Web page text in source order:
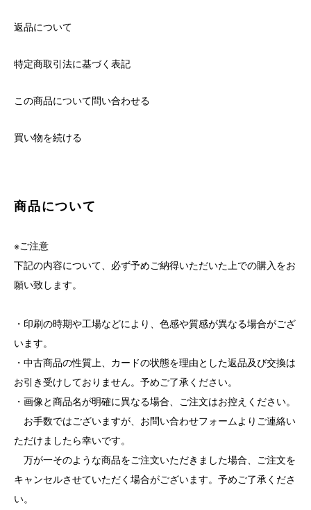
返品について
特定商取引法に基づく表記
この商品について問い合わせる
買い物を続ける
商品について
※ご注意
下記の内容について、必ず予めご納得いただいた上での購入をお
願い致します。
・印刷の時期や工場などにより、色感や質感が異なる場合がござ
います。
・中古商品の性質上、カードの状態を理由とした返品及び交換は
お引き受けしておりません。予めご了承ください。
・画像と商品名が明確に異なる場合、ご注文はお控えください。
お手数ではございますが、お問い合わせフォームよりご連絡い
ただけましたら幸いです。
万が一そのような商品をご注文いただきました場合、ご注文を
キャンセルさせていただく場合がございます。予めご了承くださ
い。